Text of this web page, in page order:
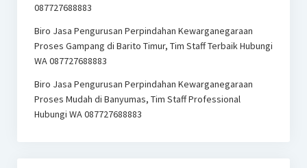
087727688883
Biro Jasa Pengurusan Perpindahan Kewarganegaraan
Proses Gampang di Barito Timur, Tim Staff Terbaik Hubungi
WA 087727688883
Biro Jasa Pengurusan Perpindahan Kewarganegaraan
Proses Mudah di Banyumas, Tim Staff Professional
Hubungi WA 087727688883